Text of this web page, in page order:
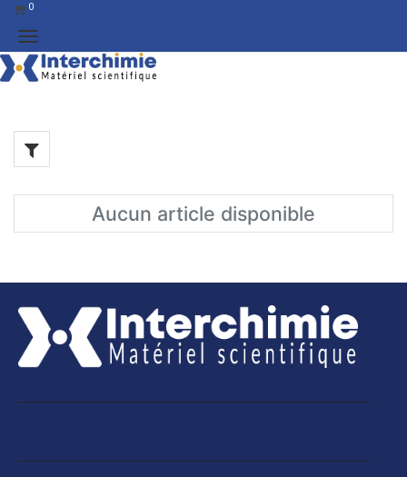
0
Aucun article disponible